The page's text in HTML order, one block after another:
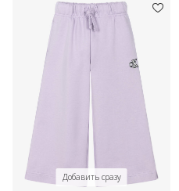
Добавить сразу